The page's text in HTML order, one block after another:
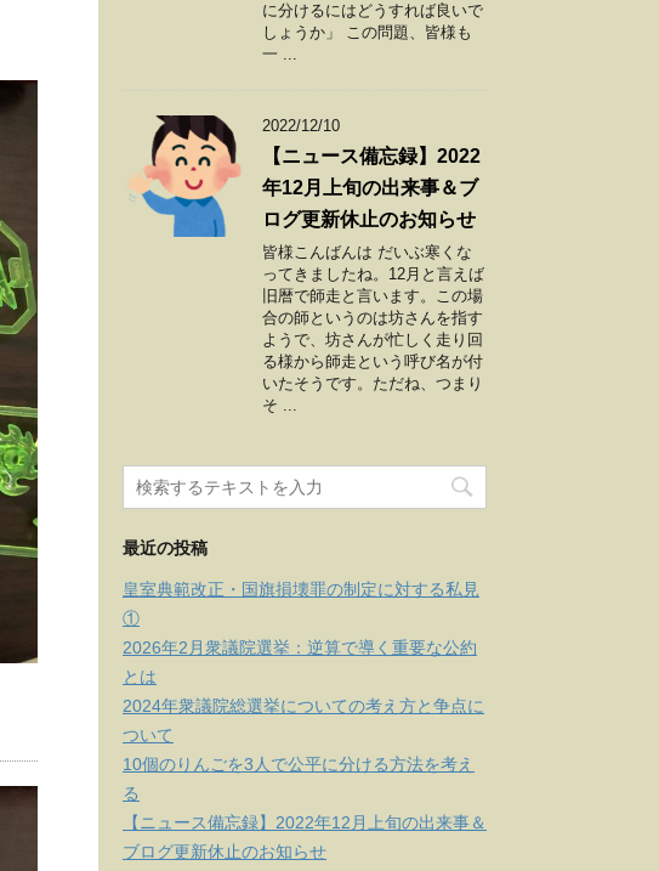
に分けるにはどうすれば良いで
しょうか」 この問題、皆様も
一 ...
2022/12/10
【ニュース備忘録】2022
年12月上旬の出来事＆ブ
ログ更新休止のお知らせ
皆様こんばんは だいぶ寒くな
ってきましたね。12月と言えば
旧暦で師走と言います。この場
合の師というのは坊さんを指す
ようで、坊さんが忙しく走り回
る様から師走という呼び名が付
いたそうです。ただね、つまり
そ ...
最近の投稿
皇室典範改正・国旗損壊罪の制定に対する私見
①
2026年2月衆議院選挙：逆算で導く重要な公約
とは
2024年衆議院総選挙についての考え方と争点に
ついて
10個のりんごを3人で公平に分ける方法を考え
る
【ニュース備忘録】2022年12月上旬の出来事＆
ブログ更新休止のお知らせ